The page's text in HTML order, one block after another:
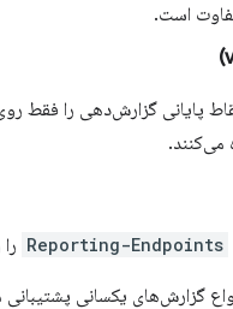
است.
نقاط پایانی گزارش‌دهی
می‌کنند.
Reporting-Endpoints